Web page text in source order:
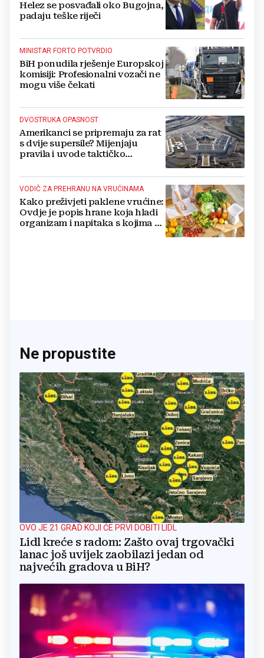
Helez se posvađali oko Bugojna,
padaju teške riječi
MINISTAR FORTO POTVRDIO
BiH ponudila rješenje Europskoj
komisiji: Profesionalni vozači ne
mogu više čekati
DVOSTRUKA OPASNOST
Amerikanci se pripremaju za rat
s dvije supersile? Mijenjaju
pravila i uvode taktičko
VODIČ ZA PREHRANU NA VRUĆINAMA
Kako preživjeti paklene vrućine:
Ovdje je popis hrane koja hladi
organizam i napitaka s kojima si
Ne propustite
OVO JE 21 GRAD KOJI ĆE PRVI DOBITI LIDL
Lidl kreće s radom: Zašto ovaj trgovački
lanac još uvijek zaobilazi jedan od
najvećih gradova u BiH?